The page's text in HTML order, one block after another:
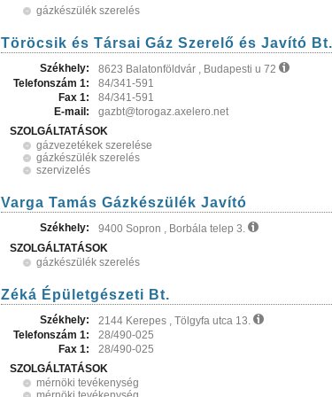
gázkészülék szerelés
Töröcsik és Társai Gáz Szerelő és Javító Bt.
Székhely:
8623 Balatonföldvár , Budapesti u 72
Telefonszám 1:
84/341-591
Fax 1:
84/341-591
E-mail:
gazbt@torogaz.axelero.net
SZOLGÁLTATÁSOK
gázvezetékek szerelése
gázkészülék szerelés
szervizelés
Varga Tamás Gázkészülék Javító
Székhely:
9400 Sopron , Borbála telep 3.
SZOLGÁLTATÁSOK
gázkészülék szerelés
Zéká Épületgészeti Bt.
Székhely:
2144 Kerepes , Tölgyfa utca 13.
Telefonszám 1:
28/490-025
Fax 1:
28/490-025
SZOLGÁLTATÁSOK
mérnöki tevékenység